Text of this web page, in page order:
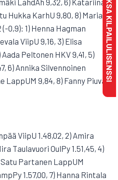
LahdAh 9,32, 6) Katariina
Hukka KarhU 9,80, 8) Maria
0,9): 1) Henna Hagman
ViipU 9,16, 3) Elisa
Peltonen HKV 9,41, 5)
6) Annika Silvennoinen
LappUM 9,84, 8) Fanny Piuva
ViipU 1.48,02, 2) Amira
Taulavuori OulPy 1.51,45, 4)
Satu Partanen LappUM
1.57,00, 7) Hanna Rintala
MAKSA KILPAILULISENSSI